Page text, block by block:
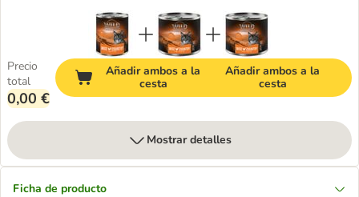
Precio
total
0,00 €
Añadir ambos a la
cesta
Añadir ambos a la
cesta
Mostrar detalles
Ficha de producto